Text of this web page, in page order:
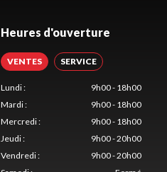
Heures d'ouverture
VENTES SERVICE
Lundi:
9h00 - 18h00
Mardi:
9h00 - 18h00
Mercredi:
9h00 - 18h00
Jeudi:
9h00 - 20h00
Vendredi:
9h00 - 20h00